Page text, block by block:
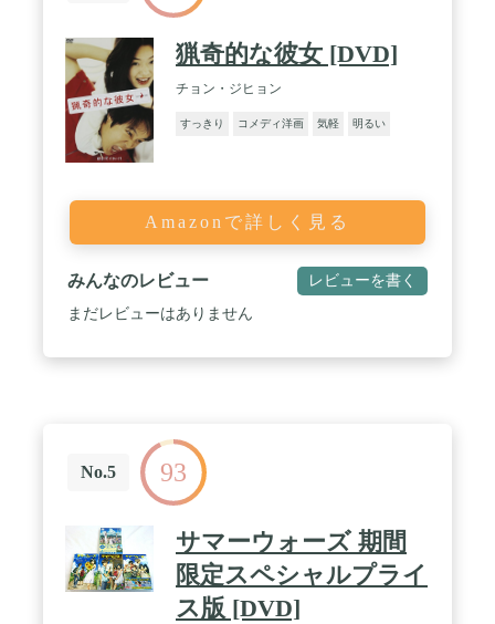
猟奇的な彼女 [DVD]
チョン・ジヒョン
すっきり コメディ洋画 気軽 明るい
Amazonで詳しく見る
みんなのレビュー レビューを書く
まだレビューはありません
No.5 93
サマーウォーズ 期間
限定スペシャルプライ
ス版 [DVD]